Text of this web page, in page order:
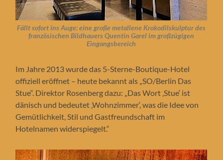
Fällt sofort ins Auge: eine große metallene Krokodilskulptur des
französischen Bildhauers Quentin Garel im großzügigen
Eingangsbereich
Im Jahre 2013 wurde das 5-Sterne-Boutique-Hotel
offiziell eröffnet – heute bekannt als „SO/Berlin Das
Stue“. Direktor Rosenberg dazu: „Das Wort ‚Stue‘ ist
dänisch und bedeutet ‚Wohnzimmer‘, was die Idee von
Gemütlichkeit, Stil und Gastfreundschaft im
Hotelnamen widerspiegelt.“